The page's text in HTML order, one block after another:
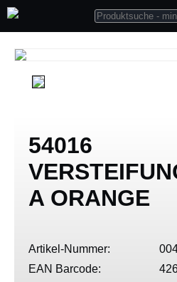
54016
A ORANGE
Artikel-Nummer:
EAN Barcode: